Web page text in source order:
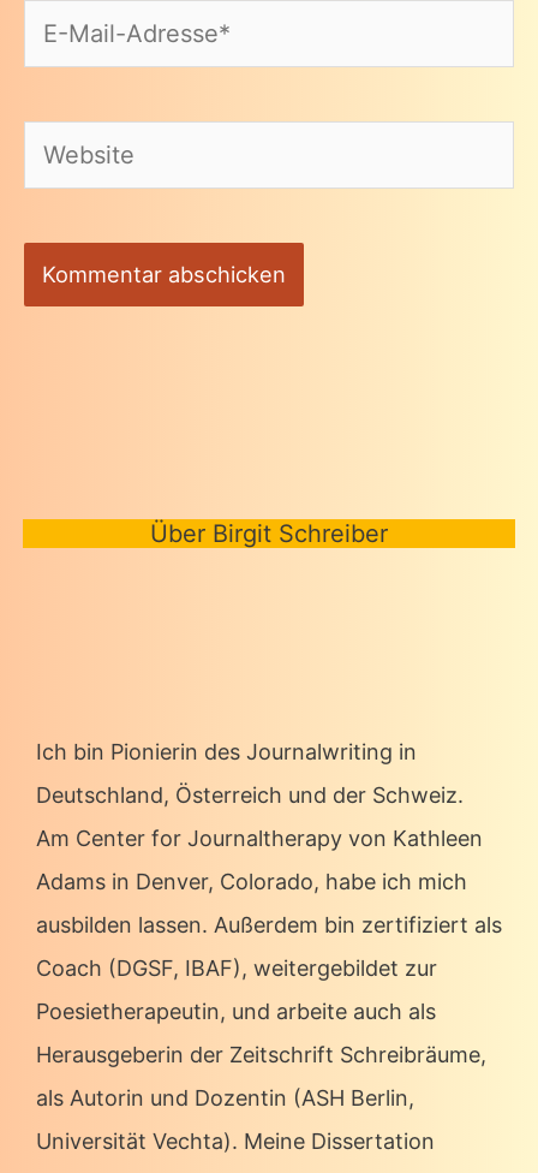
E-
Mail-
Website
Über Birgit Schreiber
Ich bin Pionierin des Journalwriting in
Deutschland, Österreich und der Schweiz.
Am Center for Journaltherapy von Kathleen
Adams in Denver, Colorado, habe ich mich
ausbilden lassen. Außerdem bin zertifiziert als
Coach (DGSF, IBAF), weitergebildet zur
Poesietherapeutin, und arbeite auch als
Herausgeberin der Zeitschrift Schreibräume,
als Autorin und Dozentin (ASH Berlin,
Universität Vechta). Meine Dissertation